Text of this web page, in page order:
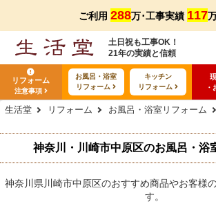
ご利用 288万･工事実績 117
土日祝も工事OK！
21年の実績と信頼
リフォーム
注意事項
お風呂・浴室
リフォーム
キッチン
リフォーム
・
生活堂 リフォーム お風呂・浴室リフォーム
神奈川・川崎市中原区のお風呂・浴
神奈川県川崎市中原区のおすすめ商品やお客様
す。